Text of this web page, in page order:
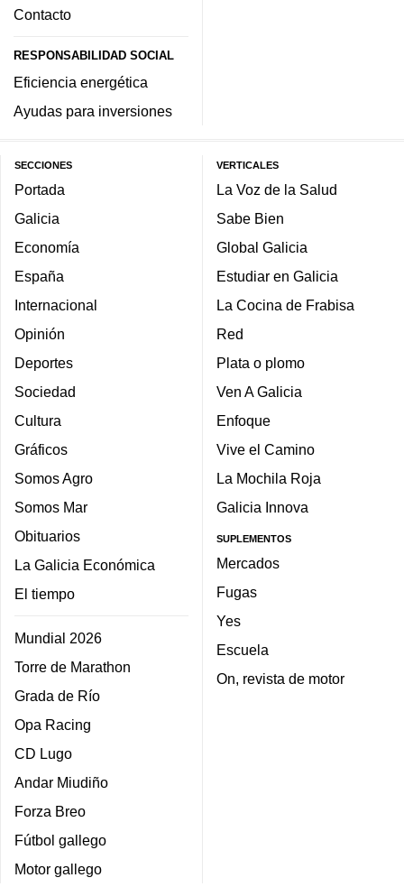
Contacto
RESPONSABILIDAD SOCIAL
Eficiencia energética
Ayudas para inversiones
SECCIONES
Portada
Galicia
Economía
España
Internacional
Opinión
Deportes
Sociedad
Cultura
Gráficos
Somos Agro
Somos Mar
Obituarios
La Galicia Económica
El tiempo
Mundial 2026
Torre de Marathon
Grada de Río
Opa Racing
CD Lugo
Andar Miudiño
Forza Breo
Fútbol gallego
Motor gallego
VERTICALES
La Voz de la Salud
Sabe Bien
Global Galicia
Estudiar en Galicia
La Cocina de Frabisa
Red
Plata o plomo
Ven A Galicia
Enfoque
Vive el Camino
La Mochila Roja
Galicia Innova
SUPLEMENTOS
Mercados
Fugas
Yes
Escuela
On, revista de motor